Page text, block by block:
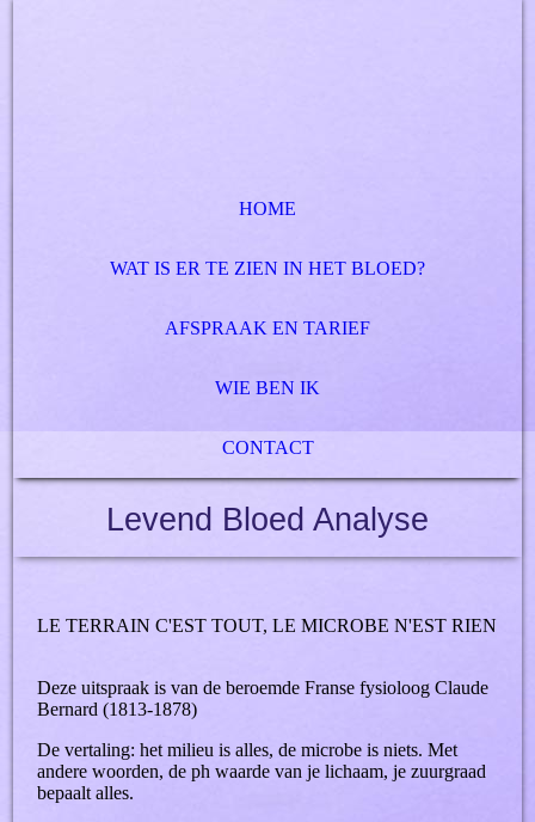
HOME
WAT IS ER TE ZIEN IN HET BLOED?
AFSPRAAK EN TARIEF
WIE BEN IK
CONTACT
Levend Bloed Analyse
LE TERRAIN C'EST TOUT, LE MICROBE N'EST RIEN
Deze uitspraak is van de beroemde Franse fysioloog Claude
Bernard (1813-1878)
De vertaling: het milieu is alles, de microbe is niets. Met
andere woorden, de ph waarde van je lichaam, je zuurgraad
bepaalt alles.